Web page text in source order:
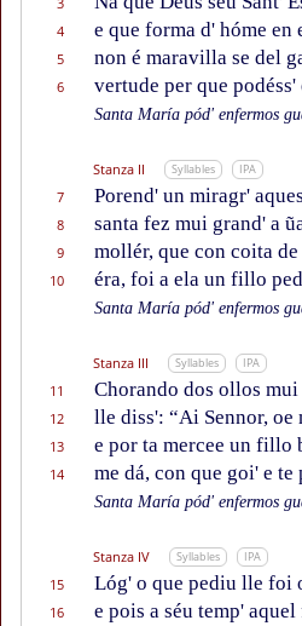
4
e que forma d' hóme
5
non é maravilla se del
6
vertude per que
Santa María pód' enfermos
Stanza II Syllables IPA
7 Porend' un miragr'
8
santa fez mui grand' a
9
mollér, que con coita
10
éra, foi a ela un fillo
Santa María pód' enfermos
Stanza III Syllables IPA
11 Chorando dos ollos
12
lle diss': “Ai Sennor, oe
13
e por ta mercee un fillo
14
me dá, con que goi' e te
Santa María pód' enfermos
Stanza IV Syllables IPA
15 Lóg' o que pediu lle foi
16
e pois a séu temp'